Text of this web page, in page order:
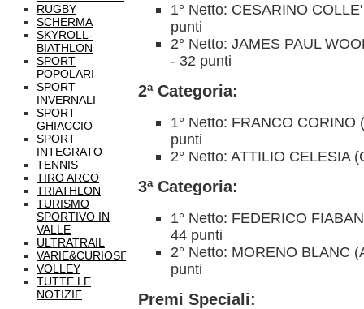
RUGBY
SCHERMA
SKYROLL-
BIATHLON
SPORT
POPOLARI
SPORT
INVERNALI
SPORT
GHIACCIO
SPORT
INTEGRATO
TENNIS
TIRO ARCO
TRIATHLON
TURISMO
SPORTIVO IN
VALLE
ULTRATRAIL
VARIE&CURIOSITÀ
VOLLEY
TUTTE LE
NOTIZIE
1° Netto: CESARINO
punti
2° Netto: JAMES PAUL
- 32 punti
2ª Categoria:
1° Netto: FRANCO CORINO
punti
2° Netto: ATTILIO CELESIA
3ª Categoria:
1° Netto: FEDERICO
44 punti
2° Netto: MORENO BLANC
punti
Premi Speciali: